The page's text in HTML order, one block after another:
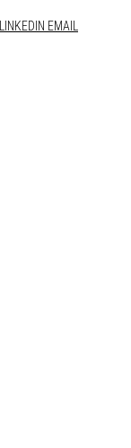
LINKEDIN EMAIL